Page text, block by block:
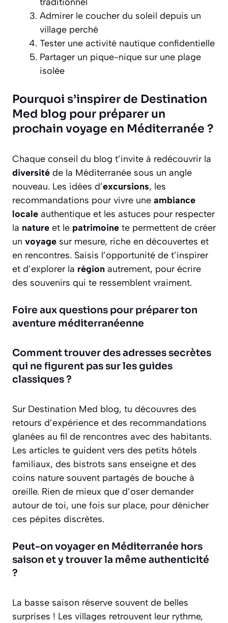
Admirer le coucher du soleil depuis un
village perché
Tester une activité nautique confidentielle
Partager un pique-nique sur une plage
isolée
Pourquoi s’inspirer de Destination
Med blog pour préparer un
prochain voyage en Méditerranée ?
Chaque conseil du blog t’invite à redécouvrir la
diversité de la Méditerranée sous un angle
nouveau. Les idées d’excursions, les
recommandations pour vivre une ambiance
locale authentique et les astuces pour respecter
la nature et le patrimoine te permettent de créer
un voyage sur mesure, riche en découvertes et
en rencontres. Saisis l’opportunité de t’inspirer
et d’explorer la région autrement, pour écrire
des souvenirs qui te ressemblent vraiment.
Foire aux questions pour préparer ton
aventure méditerranéenne
Comment trouver des adresses secrètes
qui ne figurent pas sur les guides
classiques ?
Sur Destination Med blog, tu découvres des
retours d’expérience et des recommandations
glanées au fil de rencontres avec des habitants.
Les articles te guident vers des petits hôtels
familiaux, des bistrots sans enseigne et des
coins nature souvent partagés de bouche à
oreille. Rien de mieux que d’oser demander
autour de toi, une fois sur place, pour dénicher
ces pépites discrètes.
Peut-on voyager en Méditerranée hors
saison et y trouver la même authenticité
?
La basse saison réserve souvent de belles
surprises ! Les villages retrouvent leur rythme,